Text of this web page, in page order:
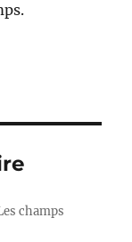
champs